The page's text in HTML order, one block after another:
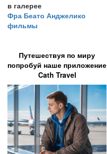
в галерее
Фра Беато Анджелико
фильмы
Путешествуя по миру
попробуй наше приложение
Cath Travel